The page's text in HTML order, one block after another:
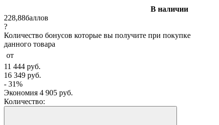
В наличии
228,88баллов
?
Количество бонусов которые вы получите при покупке
данного товара
от
11 444 руб.
16 349 руб.
- 31%
Экономия 4 905 руб.
Количество: